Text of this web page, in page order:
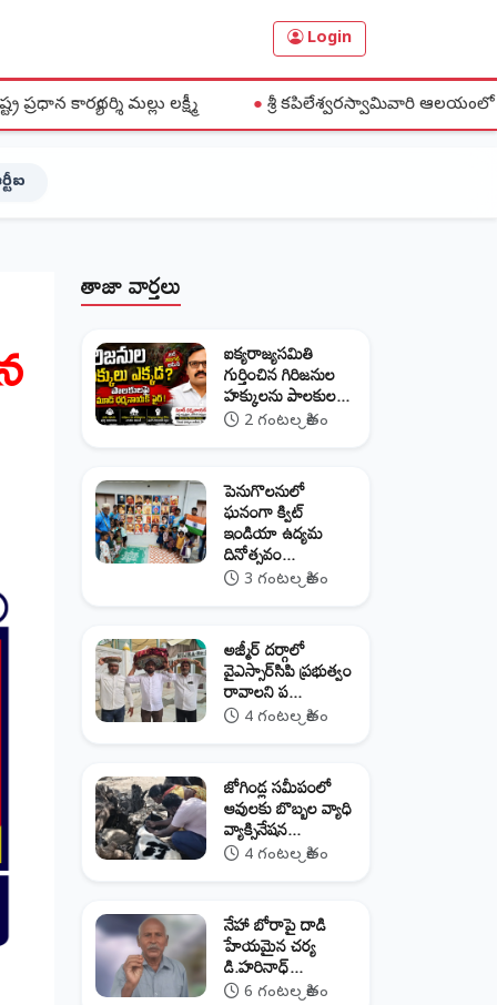
Login
లక్ష్మీ ●శ్రీ కపిలేశ్వరస్వామివారి ఆలయంలో భక్తిశ్రద్ధల మధ్య
తాజా వార్తలు
ఐక్యరాజ్యసమితి
గుర్తించిన గిరిజనుల
హక్కులను పాలకుల...
2 గంటల క్రితం
పెనుగొలనులో
ఘనంగా క్విట్
ఇండియా ఉద్యమ
దినోత్సవం...
3 గంటల క్రితం
అజ్మీర్ దర్గాలో
వైఎస్సార్‌సిపి ప్రభుత్వం
రావాలని ప...
4 గంటల క్రితం
జోగిండ్ల సమీపంలో
ఆవులకు బొబ్బల వ్యాధి
వ్యాక్సినేషన...
4 గంటల క్రితం
నేహా బోరాపై దాడి
హేయమైన చర్య
డి.హరినాధ్...
6 గంటల క్రితం